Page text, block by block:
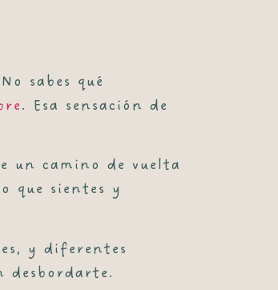
sabes qué
. Esa sensación de
un camino de vuelta
que sientes y
y diferentes
desbordarte.